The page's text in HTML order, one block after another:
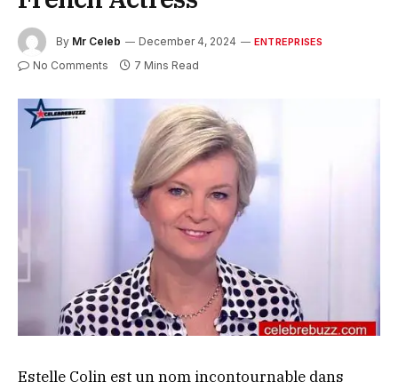
By Mr Celeb December 4, 2024 ENTREPRISES
No Comments 7 Mins Read
Estelle Colin est un nom incontournable dans